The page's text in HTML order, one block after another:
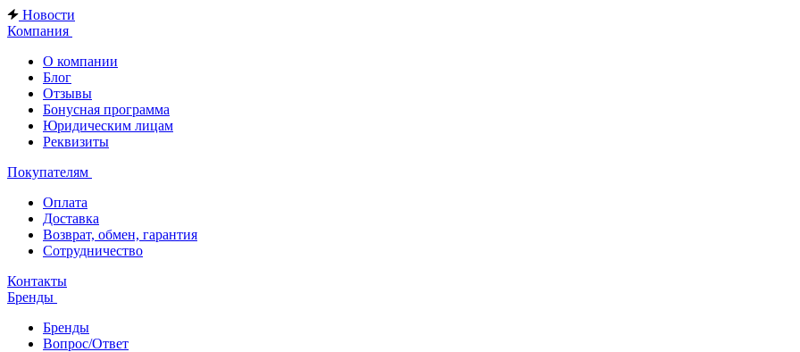
Новости
Компания
О компании
Блог
Отзывы
Бонусная программа
Юридическим лицам
Реквизиты
Покупателям
Оплата
Доставка
Возврат, обмен, гарантия
Сотрудничество
Контакты
Бренды
Бренды
Вопрос/Ответ